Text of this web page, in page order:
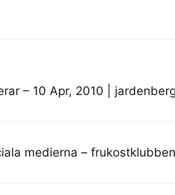
– 10 Apr, 2010 |
medierna –